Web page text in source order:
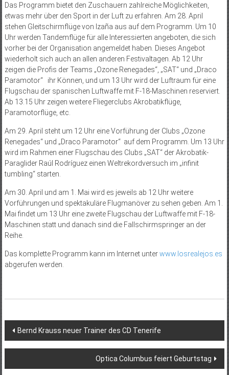
Das Programm bietet den Zuschauern zahlreiche Möglichkeiten,
etwas mehr über den Sport in der Luft zu erfahren. Am 28. April
stehen Gleitschirmflüge von Izaña aus auf dem Programm. Um 10
Uhr werden Tandemflüge für alle Interessierten angeboten, die sich
vorher bei der Organisation angemeldet haben. Dieses Angebot
wiederholt sich auch an allen anderen Festivaltagen. Ab 12 Uhr
zeigen die Profis der Teams „Ozone Renegades“, „SAT“ und „Draco
Paramotor“ ihr Können, und um 13 Uhr wird der Luftraum für eine
Flugschau der spanischen Luftwaffe mit F-18-Maschinen reserviert.
Ab 13.15 Uhr zeigen weitere Fliegerclubs Akrobatikflüge,
Paramotorflüge, etc.
Am 29. April steht um 12 Uhr eine Vorführung der Clubs „Ozone
Renegades“ und „Draco Paramotor“ auf dem Programm. Um 13 Uhr
wird im Rahmen einer Flugschau des Clubs „SAT“ der Akrobatik-
Paraglider Raúl Rodríguez einen Weltrekordversuch im „infinit
tumbling“ starten.
Am 30. April und am 1. Mai wird es jeweils ab 12 Uhr weitere
Vorführungen und spektakuläre Flugmanöver zu sehen geben. Am 1.
Mai findet um 13 Uhr eine zweite Flugschau der Luftwaffe mit F-18-
Maschinen statt und danach sind die Fallschirmspringer an der
Reihe.
Das komplette Programm kann im Internet unterwww.losrealejos.es
abgerufen werden.
Beitragsnavigation
Bernd Krauss neuer Trainer des CD Tenerife
Optica Columbus feiert Geburtstag